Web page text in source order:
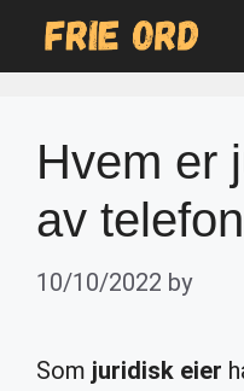
Hvem er
av
10/10/2022 by
Som juridisk eier